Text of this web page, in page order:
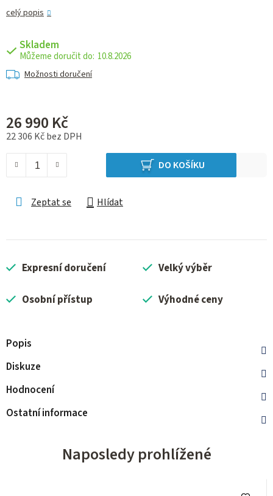
celý popis
Skladem
10.8.2026
Možnosti doručení
26 990 Kč
22 306 Kč bez DPH
DO KOŠÍKU
Zeptat se Hlídat
Expresní doručení Velký výběr
Osobní přístup Výhodné ceny
Popis
Diskuze
Hodnocení
Ostatní informace
Naposledy prohlížené